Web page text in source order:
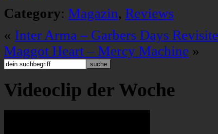
Category: Magazin, Reviews
« Inter Arma – Garbers Days
Maggot Heart – Mercy Machine »
Videoclip der Woche